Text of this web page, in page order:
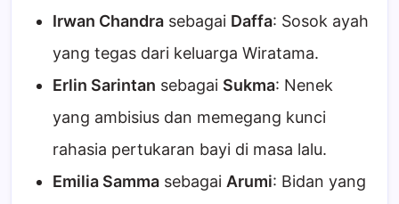
Irwan Chandra sebagai Daffa: Sosok ayah
yang tegas dari keluarga Wiratama.
Erlin Sarintan sebagai Sukma: Nenek
yang ambisius dan memegang kunci
rahasia pertukaran bayi di masa lalu.
Emilia Samma sebagai Arumi: Bidan yang